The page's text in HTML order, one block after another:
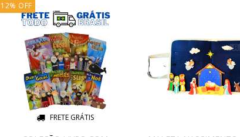
12% OFF
FRETE GRÁTIS